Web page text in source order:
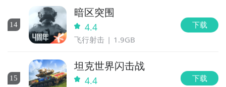
14
暗区突围
4.4
飞行射击 1.9GB
下载
15
坦克世界闪击战
4.4 下载